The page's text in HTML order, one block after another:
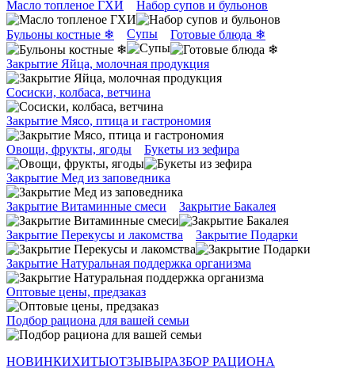
Масло топленое ГХИ Набор супов и бульонов
Бульоны костные ❄ Супы Готовые блюда ❄
Закрытие Яйца, молочная продукция
Сосиски, колбаса, ветчина
Закрытие Мясо, птица и гастрономия
Овощи, фрукты, ягоды Букеты из зефира
Закрытие Мед из заповедника
Закрытие Витаминные смеси Закрытие Бакалея
Закрытие Перекусы и лакомства Закрытие Подарки
Закрытие Натуральная поддержка организма
Оптовые цены, предзаказ
Подбор рациона для вашей семьи
НОВИНКИХИТЫОТЗЫВЫРАЗБОР РАЦИОНА